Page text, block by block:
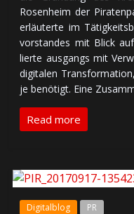
Rosenheim der
er­läu­ter­te im
vor­stan­des mit Blick
lier­te aus­gangs mit
digitalen
je be­nö­tigt. Eine
Read more
Digitalblog PR